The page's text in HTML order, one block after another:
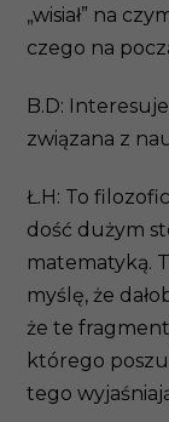
„wisiał” na
czego na
B.D:
związana z
Ł.H: To
dość dużym
matematyką.
myślę, że
że te
którego
tego